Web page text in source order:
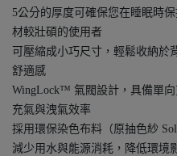
5公分的厚度可確保您在睡眠時
材較壯碩的使用者
可壓縮成小巧尺寸，輕鬆收納於
舒適感
WingLock™ 氣閥設計，具備單
充氣與洩氣效率
採用環保染色布料（原抽色紗
減少用水與能源消耗，降低環境